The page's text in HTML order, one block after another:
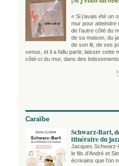
« Si j’avais été un
mur pour atteindre
de l’autre côté du
de sa maison, du
de son lit, de ses
venus, et il a fallu partir, laisser cette
côté-ci du mur, dans des
Caraïbe
Schwarz-Bart,
itinéraire du
Jacques Schwarz-
le fils d’André et
écrivains que l’on